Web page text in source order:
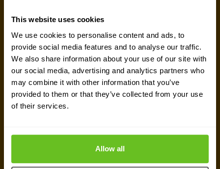
This website uses cookies
We use cookies to personalise content and ads, to
provide social media features and to analyse our traffic.
We also share information about your use of our site with
our social media, advertising and analytics partners who
may combine it with other information that you’ve
provided to them or that they’ve collected from your use
of their services.
Allow all
Ontvang het laatste security nieuws, inzichten en
markttrends in jouw inbox.